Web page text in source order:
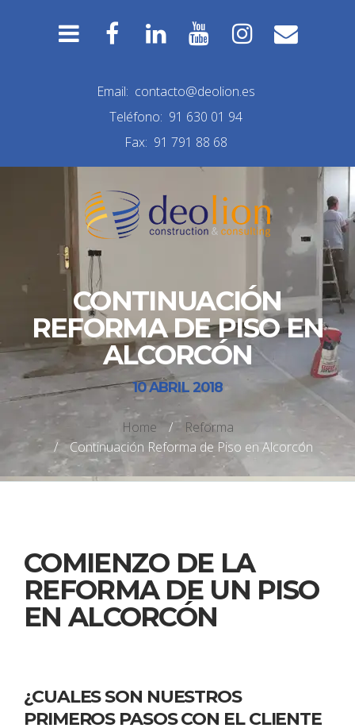
Email: contacto@deolion.es
Teléfono: 91 630 01 94
Fax: 91 791 88 68
CONTINUACIÓN
REFORMA DE PISO EN
ALCORCÓN
10 ABRIL 2018
Home /
Reforma
/
Continuación Reforma de Piso en Alcorcón
COMIENZO DE LA
REFORMA DE UN PISO
EN ALCORCÓN
¿CUALES SON NUESTROS
PRIMEROS PASOS CON EL CLIENTE